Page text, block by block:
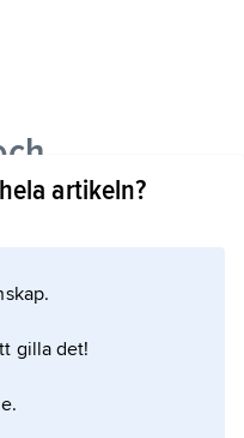
artikeln?
gilla det!